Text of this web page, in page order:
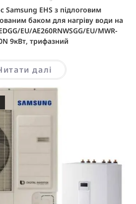
Samsung EHS з підлоговим
баком для нагріву води на
EU/AE260RNWSGG/EU/MWR-
9кВт, трифазний
далі